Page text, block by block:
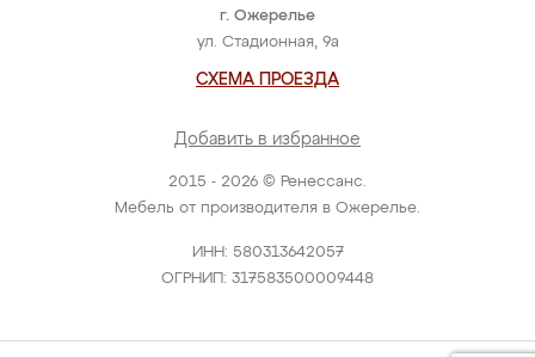
2015 - 2026 © Ренессанс.
Мебель от производителя в Ожерелье.
ИНН: 580313642057
ОГРНИП: 317583500009448
г. Ожерелье
ул. Стадионная, 9а
СХЕМА ПРОЕЗДА
Добавить в избранное